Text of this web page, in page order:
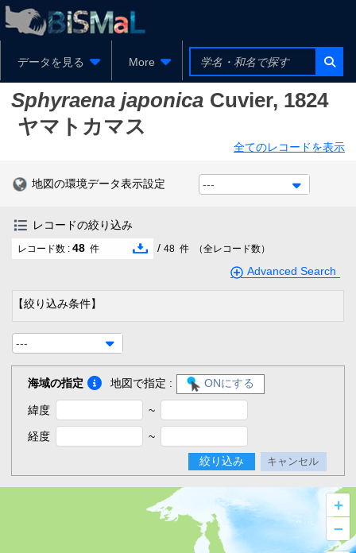
データを見る More
Sphyraena japonica Cuvier, 1824
ヤマトカマス
全てのレコードを表示
地図の環境データ表示設定 ---
レコードの絞り込み
レコード数 : 48 件 / 48 件 （全レコード数）
Advanced Search
【絞り込み条件】
---
海域の指定 地図で指定 : ONにする
緯度 ~
経度
~
絞り込み
キャンセル
+
–